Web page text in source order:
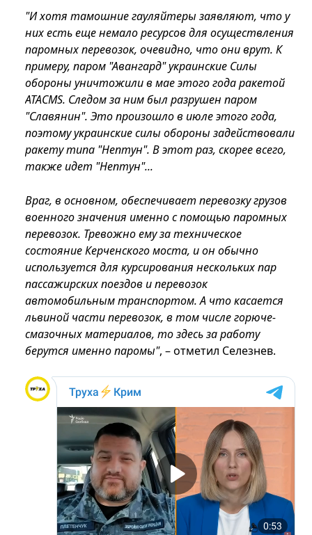
"И хотя тамошние гауляйтеры заявляют, что у
них есть еще немало ресурсов для осуществления
паромных перевозок, очевидно, что они врут. К
примеру, паром "Авангард" украинские Силы
обороны уничтожили в мае этого года ракетой
ATACMS. Следом за ним был разрушен паром
"Славянин". Это произошло в июле этого года,
поэтому украинские силы обороны задействовали
ракету типа "Нептун". В этот раз, скорее всего,
также идет "Нептун"...
Враг, в основном, обеспечивает перевозку грузов
военного значения именно с помощью паромных
перевозок. Тревожно ему за техническое
состояние Керченского моста, и он обычно
используется для курсирования нескольких пар
пассажирских поездов и перевозок
автомобильным транспортом. А что касается
львиной части перевозок, в том числе горюче-
смазочных материалов, то здесь за работу
берутся именно паромы", – отметил Селезнев.